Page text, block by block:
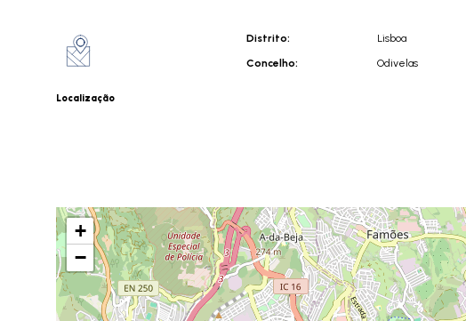
Localização
Distrito:
Lisboa
Concelho:
Odivelas
+
−